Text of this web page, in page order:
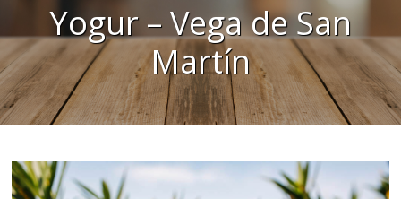
Yogur – Vega de San
Martín